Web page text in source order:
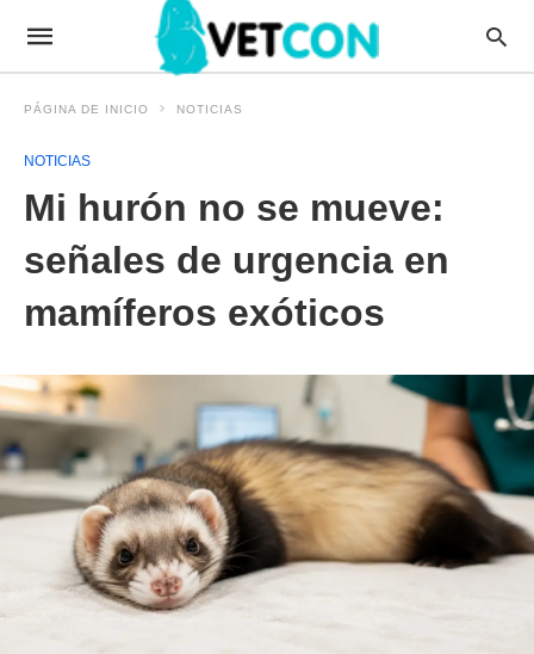
PÁGINA DE INICIO NOTICIAS
NOTICIAS
Mi hurón no se mueve:
señales de urgencia en
mamíferos exóticos